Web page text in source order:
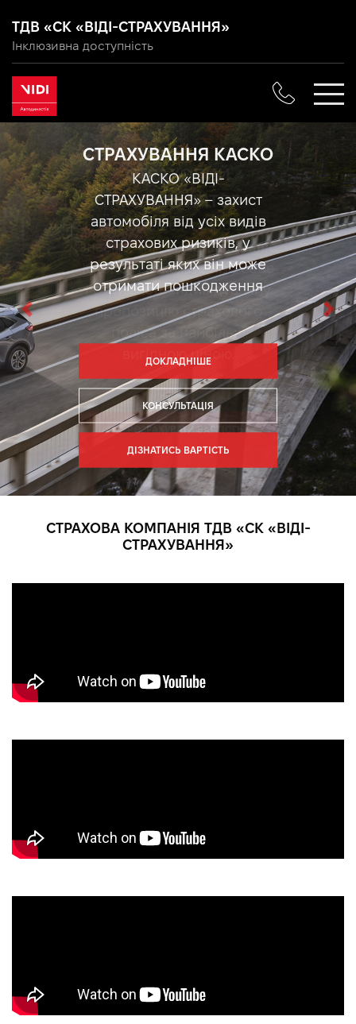
ТДВ «СК «ВІДІ-СТРАХУВАННЯ»
Інклюзивна доступність
СТРАХУВАННЯ КАСКО
КАСКО «ВІДІ-
СТРАХУВАННЯ» – захист
автомобіля від усіх видів
страхових ризиків, у
результаті яких він може
отримати пошкодження
ДОКЛАДНІШЕ
КОНСУЛЬТАЦІЯ
ДІЗНАТИСЬ ВАРТІСТЬ
Previous Next
СТРАХОВА КОМПАНІЯ ТДВ «СК «ВІДІ-
СТРАХУВАННЯ»